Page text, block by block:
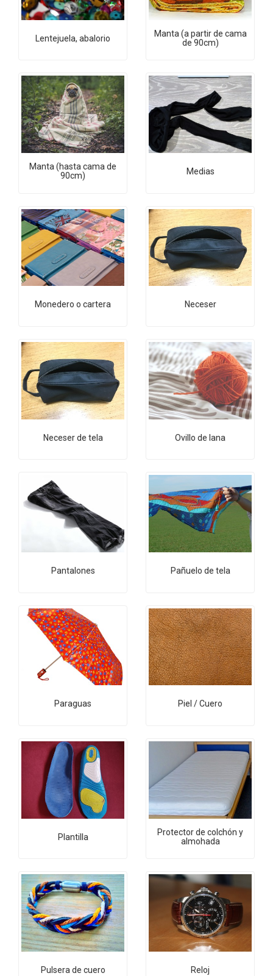
Lentejuela, abalorio
Manta (a partir de cama
de 90cm)
Manta (hasta cama de
90cm)
Medias
Monedero o cartera Neceser
Neceser de tela Ovillo de lana
Pantalones Pañuelo de tela
Paraguas Piel / Cuero
Plantilla
Protector de colchón y
almohada
Pulsera de cuero Reloj